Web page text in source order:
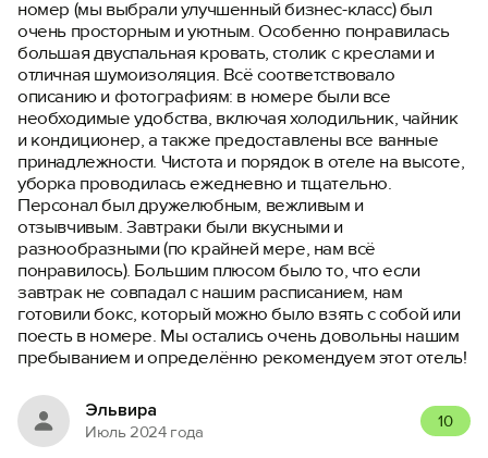
номер (мы выбрали улучшенный бизнес-класс) был
очень просторным и уютным. Особенно понравилась
большая двуспальная кровать, столик с креслами и
отличная шумоизоляция. Всё соответствовало
описанию и фотографиям: в номере были все
необходимые удобства, включая холодильник, чайник
и кондиционер, а также предоставлены все ванные
принадлежности. Чистота и порядок в отеле на высоте,
уборка проводилась ежедневно и тщательно.
Персонал был дружелюбным, вежливым и
отзывчивым. Завтраки были вкусными и
разнообразными (по крайней мере, нам всё
понравилось). Большим плюсом было то, что если
завтрак не совпадал с нашим расписанием, нам
готовили бокс, который можно было взять с собой или
поесть в номере. Мы остались очень довольны нашим
пребыванием и определённо рекомендуем этот отель!
Эльвира
Июль 2024 года
10